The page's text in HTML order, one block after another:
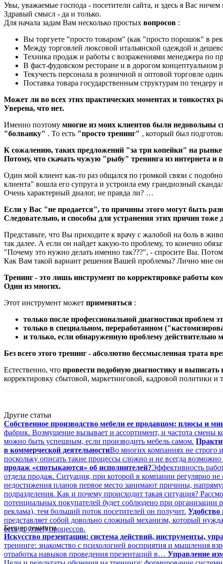
Увы, уважаемые господа - посетители сайта, и здесь я Вас
Здравый смысл - да и только.
Для начала задам Вам несколько простых вопросов :
Вы торгуете "просто товаром" (как "просто порошок" в
Между торговлей люксовой итальянской одеждой и
Техника продаж и работы с возражениями менеджера по
В фаст-фудовском ресторане и в дорогом концептуальном
Текучесть персонала в розничной и оптовой торговле
Поставка товара государственным структурам по
Может ли во всех этих практических моментах и тонкостях
Уверена, что нет.
Именно поэтому многие из моих клиентов были
"болванку" . То есть "просто тренинг" , который был
К сожалению, таких предложений "за три копейки" на
Потому, что скачать чужую "рыбу" тренинга из интернета и
Один мой клиент как-то раз общался по громкой связи с
клиента" вошла его супруга и устроила ему грандиозный
Очень характерный диалог, не правда ли? …
Если у Вас "не продается", то причины этого могут быть
Следовательно, и способы для устранения этих причин
Представьте, что Вы приходите к врачу с жалобой на боль в
так далее. А если он найдет какую-то проблему, то конечно
"Почему это нужно делать именно так???", - спросите Вы.
Как Вам такой вариант решения Вашей проблемы? Лично мне
Тренинг - это лишь инструмент по корректировке работы
Один из многих.
Этот инструмент может применяться :
только после профессиональной диагностики проблем
только в специальном, переработанном
и только, если обнаруженную проблему
Без всего этого тренинг - абсолютно бессмысленная трата
Естественно, что провести подобную диагностику и
корректировку сбытовой, маркетинговой, кадровой политики и
Другие статьи
Собственное производство мебели ее продавцом: плюсы и
фабрик. Возмущение вызывает и ассортимент, и частота смены
можно быть успешным, если производить мебель самом.
в коммерческой деятельностиВо многих компаниях не строго
поскольку описать такие процессы сложно и не всегда
продаж «спотыкаются» об исполнителей?Эффективность
отдела продаж. Ситуация, при которой в компании регулярно
недостижения планов первое место занимают причины,
подразделения. Как и почему происходит такая ситуация?
потенциальных покупателей будет соблюдено при организации
реклама), тем больший поток посетителей он получит. Удобство
представляет собой довольно сложный механизм, который
есть другие!) процессов.
Бизнес тенинги
Искусство презентации: система действий, инструменты,
тренинге: знакомство с психологией восприятия и мышления
отработка навыков проведения презентаций в… Управление